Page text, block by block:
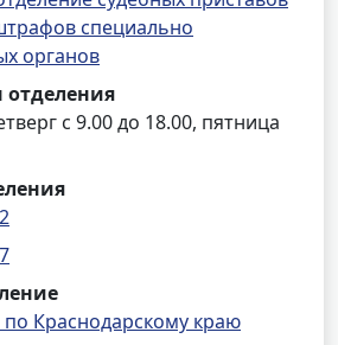
специально
органов
с 9.00 до 18.00, пятница
Краснодарскому краю